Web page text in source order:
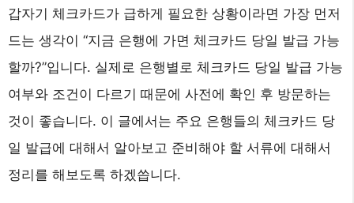
갑자기 체크카드가 급하게 필요한 상황이라면 가장 먼저
드는 생각이 “지금 은행에 가면 체크카드 당일 발급 가능
할까?”입니다. 실제로 은행별로 체크카드 당일 발급 가능
여부와 조건이 다르기 때문에 사전에 확인 후 방문하는
것이 좋습니다. 이 글에서는 주요 은행들의 체크카드 당
일 발급에 대해서 알아보고 준비해야 할 서류에 대해서
정리를 해보도록 하겠씁니다.